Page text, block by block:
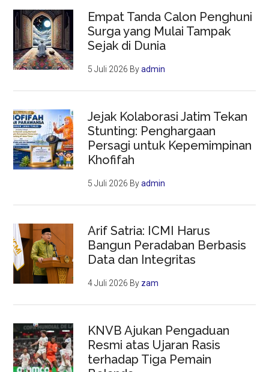
Empat Tanda Calon Penghuni
Surga yang Mulai Tampak
Sejak di Dunia
5 Juli 2026 Byadmin
Jejak Kolaborasi Jatim Tekan
Stunting: Penghargaan
Persagi untuk Kepemimpinan
Khofifah
5 Juli 2026 Byadmin
Arif Satria: ICMI Harus
Bangun Peradaban Berbasis
Data dan Integritas
4 Juli 2026 By zam
KNVB Ajukan Pengaduan
Resmi atas Ujaran Rasis
terhadap Tiga Pemain